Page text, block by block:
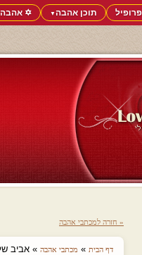
פרופיל תוכן אהבה▼ ✡️ אהבה
« חזרה למכתבי אהבה
דף הבית » מכתבי אהבה » אביב